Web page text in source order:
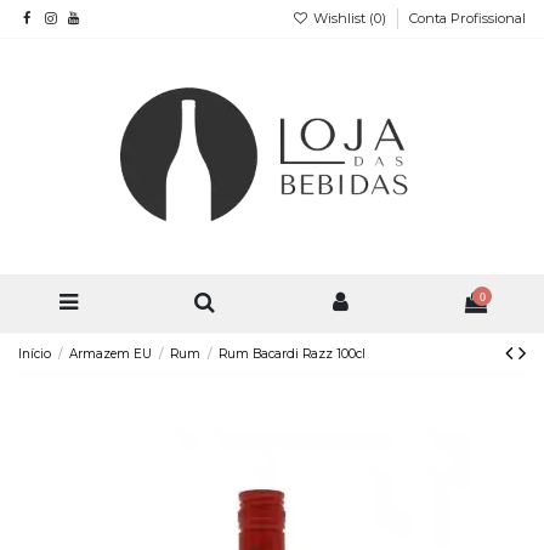
Wishlist (0) Conta Profissional
0
Início Armazem EU Rum Rum Bacardi Razz 100cl